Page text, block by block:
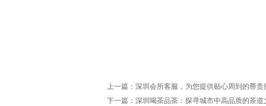
上一篇： 深圳会所客服，为您提供贴心周到的尊贵
下一篇： 深圳喝茶品茶：探寻城市中高品质的茶道